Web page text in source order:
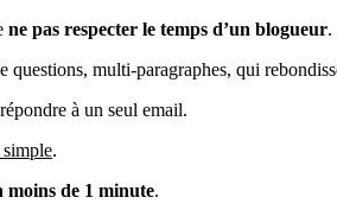
ne pas respecter le temps d’un blogueur.
multi-paragraphes, qui
à un seul email.
.
moins de 1 minute.